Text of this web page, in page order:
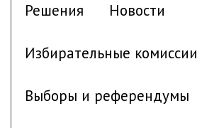
Решения Новости
Избирательные комиссии
Выборы и референдумы